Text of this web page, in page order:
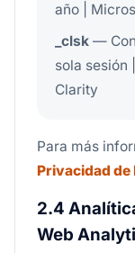
año |
_clsk —
sola sesión
Clarity
Para más
Privacidad
2.4
Web